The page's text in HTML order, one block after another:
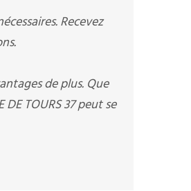
Recevez
de plus. Que
TOURS 37 peut se